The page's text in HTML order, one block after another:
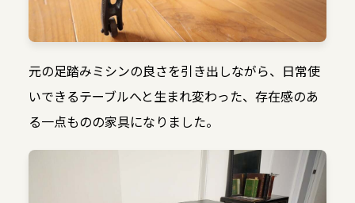
元の足踏みミシンの良さを引き出しながら、日常使
いできるテーブルへと生まれ変わった、存在感のあ
る一点ものの家具になりました。